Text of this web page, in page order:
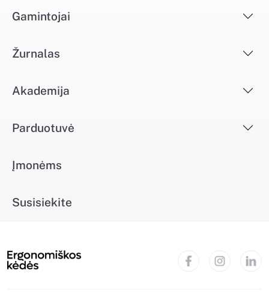
Gamintojai
Žurnalas
Akademija
Parduotuvė
Įmonėms
Susisiekite